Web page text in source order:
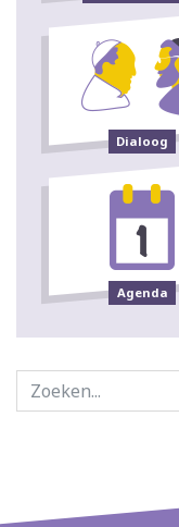
Dialoog
Agenda